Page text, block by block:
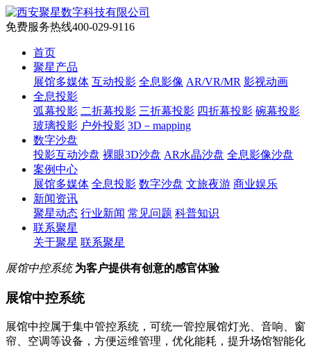
免费服务热线400-029-9116
首页
聚星产品
展馆多媒体 互动投影 全息影像 AR/VR/MR 影视动画
全息投影
弧幕投影 二折幕投影 三折幕投影 四折幕投影 碗幕投影
玻璃投影 户外投影 3D－mapping
数字沙盘
投影互动沙盘 裸眼3D沙盘 AR水晶沙盘 全息影像沙盘
案例中心
展馆多媒体 全息投影 数字沙盘 文旅夜游 商业娱乐
新闻资讯
聚星动态 行业新闻 常见问题 科普知识
联系聚星
关于聚星 联系聚星
展馆中控系统 为客户提供有创意的感官体验
展馆中控系统
展馆中控属于集中管控系统，可统一管控展馆灯光、音响、窗
帘、空调等设备，方便运维管理，优化能耗，提升场馆智能化